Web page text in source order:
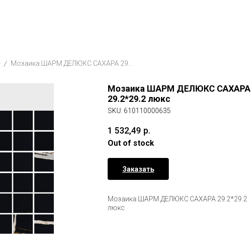
Мозаика ШАРМ ДЕЛЮКС САХАРА
29.2*29.2 люкс
SKU: 610110000635
1 532,49 р.
Out of stock
Заказать
Мозаика ШАРМ ДЕЛЮКС САХАРА 29.2*29.2
люкс